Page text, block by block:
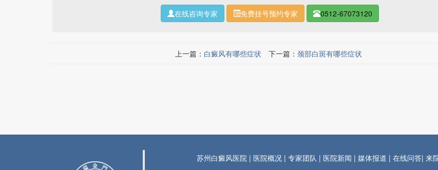
在线咨询专家
免费挂号预约专家 0512-67073120
上一篇： 白癜风有哪些症状 下一篇：颈部白斑有哪些症状
苏州白癜风医院 | 医院概况 |专家团队 | 医院新闻 |媒体报道 |在线问答|来